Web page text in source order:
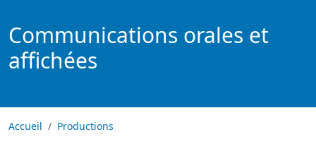
Communications orales et
affichées
Accueil Productions